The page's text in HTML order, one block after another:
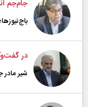
جام‌جم
در
شیر مادر